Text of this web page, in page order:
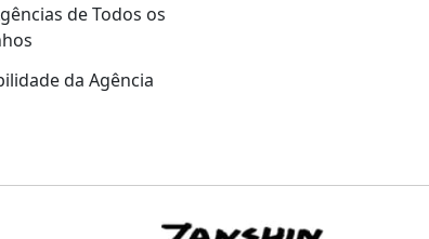
de Todos os
da Agência